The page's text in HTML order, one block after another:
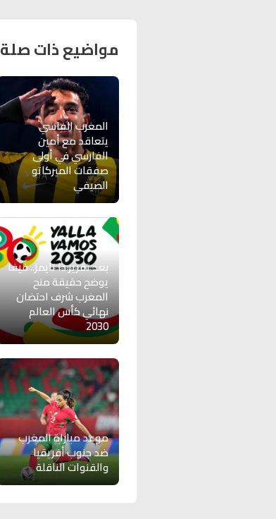
مواضيع ذات صلة
المغرب الفاسي
يتعاقد مع أمين
الفارسي في أولى
صفقات الميركاتو
الصيفي
بعد تقرير ذا تايمز.. فيفا
يوضح حقيقة منح
المغرب شرف احتضان
نهائي كأس العالم
2030
موعد مباراة المغرب
ضد جنوب أفريقيا
والقنوات الناقلة